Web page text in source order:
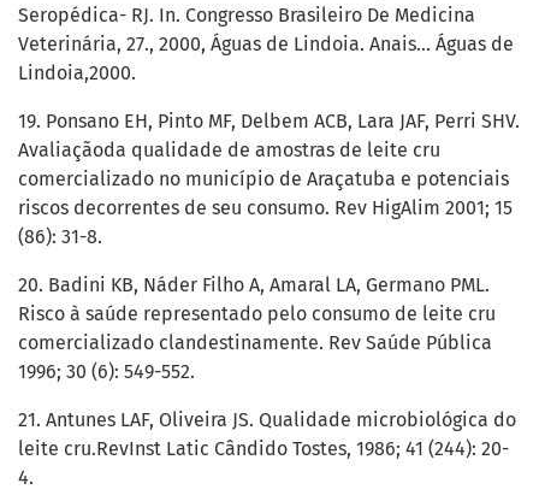
Seropédica- RJ. In. Congresso Brasileiro De Medicina
Veterinária, 27., 2000, Águas de Lindoia. Anais... Águas de
Lindoia,2000.
19. Ponsano EH, Pinto MF, Delbem ACB, Lara JAF, Perri SHV.
Avaliaçãoda qualidade de amostras de leite cru
comercializado no município de Araçatuba e potenciais
riscos decorrentes de seu consumo. Rev HigAlim 2001; 15
(86): 31-8.
20. Badini KB, Náder Filho A, Amaral LA, Germano PML.
Risco à saúde representado pelo consumo de leite cru
comercializado clandestinamente. Rev Saúde Pública
1996; 30 (6): 549-552.
21. Antunes LAF, Oliveira JS. Qualidade microbiológica do
leite cru.RevInst Latic Cândido Tostes, 1986; 41 (244): 20-
4.